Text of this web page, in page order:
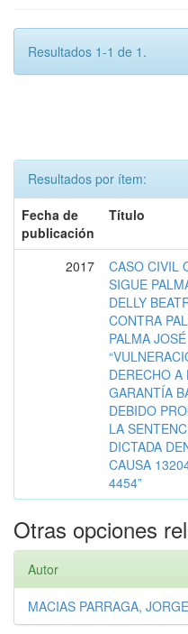
Resultados 1-1 de 1.
Resultados por ítem:
Fecha de
publicación
Título
2017
CASO CIVIL
SIGUE
DELLY
CONTRA
PALMA
DERECHO A
GARANTÍA
DEBIDO
LA
DICTADA
CAUSA
4454”
Otras opciones
Autor
MACIAS PARRAGA,